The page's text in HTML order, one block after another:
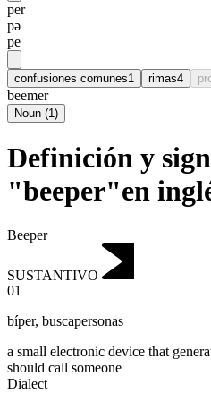
per
pə
pē
confusiones comunes1 rimas4
beemer
Noun (1)
Definición y
"beeper"en
Beeper
SUSTANTIVO
01
bíper, buscapersonas
a small electronic device that
should call someone
Dialect